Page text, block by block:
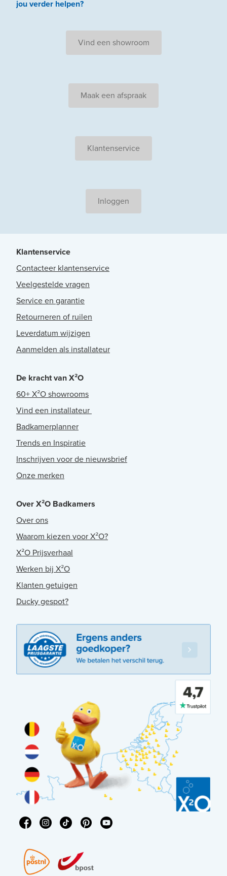
jouverder helpen?
Vind een showroom
Maak een afspraak
Klantenservice
Inloggen
Klantenservice
Contacteer klantenservice
Veelgestelde vragen
Service en garantie
Retourneren of ruilen
Leverdatum wijzigen
Aanmelden als installateur
De kracht van X²O
60+ X²O showrooms
Vind een installateur
Badkamerplanner
Trends en Inspiratie
Inschrijven voor de nieuwsbrief
Onze merken
Over X²O Badkamers
Over ons
Waarom kiezen voor X²O?
X²O Prijsverhaal
Werken bij X²O
Klanten getuigen
Ducky gespot?